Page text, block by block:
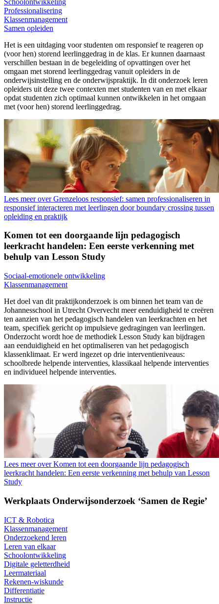
Professionalisering
Klassenmanagement
Samen opleiden
Het is een uitdaging voor studenten om responsief te reageren op
(voor hen) storend leerlinggedrag in de klas. Er kunnen daarnaast
verschillen bestaan in de begeleiding of opvattingen over het
omgaan met storend leerlinggedrag vanuit opleiders in de
onderwijsinstelling en de onderwijspraktijk. In dit onderzoek leren
opleiders uit deze twee contexten met studenten van en met elkaar
opdat studenten zich optimaal kunnen ontwikkelen in het omgaan
met (voor hen) storend leerlinggedrag.
Lees meer over Grenzeloos responsief: samen professionaliseren in
responsief interacteren met leerlingen door boundary crossing tussen
opleiding en praktijk
Komen tot een doorgaande lijn pedagogisch
leerkracht handelen: Een eerste verkenning met
behulp van Lesson Study
Sociaal-emotionele ontwikkeling
Klassenmanagement
Het doel van dit praktijkonderzoek is om binnen het team van de
Johannesschool in Utrecht Overvecht meer eenduidigheid te creëren
ten aanzien van het pedagogisch handelen van leerkrachten en het
team, specifiek gericht op impulsieve gedragingen van leerlingen.
Onderzocht wordt hoe de methodiek Lesson Study kan bijdragen
aan eenduidigheid en het optimaliseren van het pedagogisch
klassenklimaat. Er werd ingezet op drie interventieniveaus:
schoolbrede helpende interventies, klassikaal helpende interventies
en individueel helpende interventies.
Lees meer over Komen tot een doorgaande lijn pedagogisch
leerkracht handelen: Een eerste verkenning met behulp van Lesson
Study
Werkplaats Onderwijsonderzoek ‘Samen de Regie’
ICT & Robotica
Klassenmanagement
Onderzoekend leren
Leren van elkaar
Schoolontwikkeling
Digitale geletterdheid
Leermateriaal
Rekenen-wiskunde
Differentiatie
Instructie